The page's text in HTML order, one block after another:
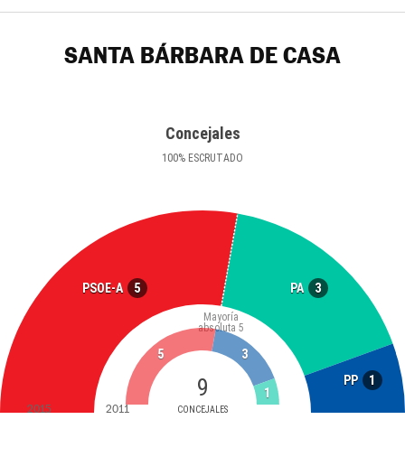
SANTA BÁRBARA DE CASA
Concejales
100% ESCRUTADO
PSOE-A 5 PA 3
PP 1
9
CONCEJALES
Mayoría
absoluta 5
5 3
1
2015 2011